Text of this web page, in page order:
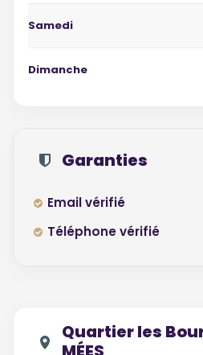
Samedi
Dimanche
Garanties
Email vérifié
Téléphone vérifié
Quartier les